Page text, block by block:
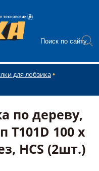
для лобзика
по дереву,
100 х
HCS (2шт.)